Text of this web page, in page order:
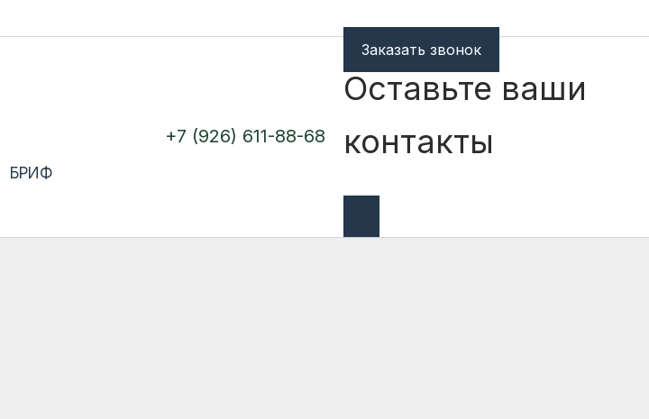
БРИФ
+7 (926) 611-88-68
Заказать звонок
Оставьте ваши
контакты